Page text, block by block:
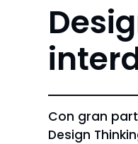
Con gran
Design